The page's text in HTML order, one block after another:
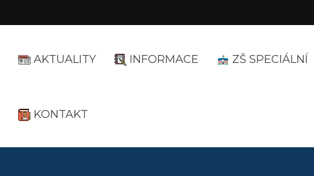
AKTUALITY INFORMACE ZŠ SPECIÁLNÍ
KONTAKT